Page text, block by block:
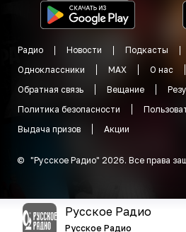
Радио Новости Подкасты
Одноклассники
MAX О нас
Обратная связь
Вещание
Политика безопасности
Выдача призов
Акции
© "Русское Радио" 2026. Все права
Русское Радио
Русское Радио